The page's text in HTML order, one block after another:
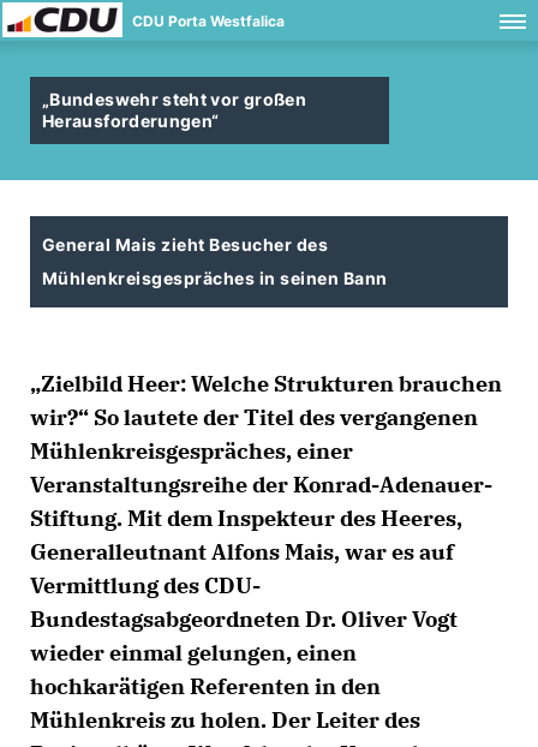
CDU Porta Westfalica
Bundeswehr steht vor großen
Herausforderungen“
General Mais zieht Besucher des
Mühlenkreisgespräches in seinen Bann
Zielbild Heer: Welche Strukturen brauchen
wir?“ So lautete der Titel des vergangenen
Mühlenkreisgespräches, einer
Veranstaltungsreihe der Konrad-Adenauer-
Stiftung. Mit dem Inspekteur des Heeres,
Generalleutnant Alfons Mais, war es auf
Vermittlung des CDU-
Bundestagsabgeordneten Dr. Oliver Vogt
wieder einmal gelungen, einen
hochkarätigen Referenten in den
Mühlenkreis zu holen. Der Leiter des